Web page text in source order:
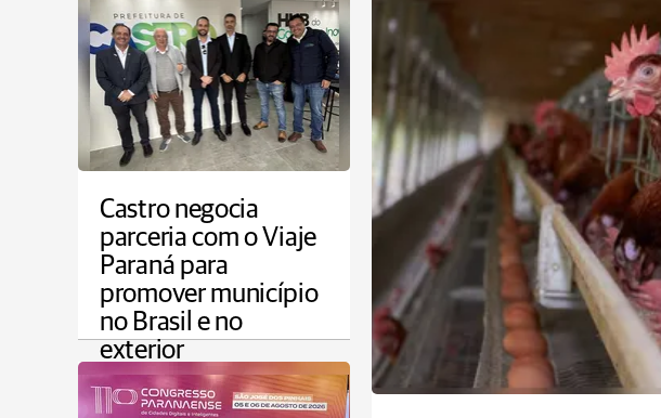
Castro negocia
parceria com o Viaje
Paraná para
promover município
no Brasil e no
exterior
CAMPOS GERAIS